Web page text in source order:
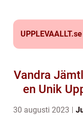
UPPLEVAALLT.se
Vandra
en Unik
30 augusti 2023